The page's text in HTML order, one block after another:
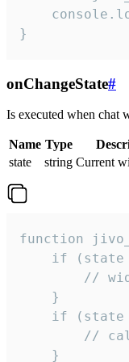
}
onChangeState#
Is executed when chat
Name Type
state
string Current
function
if (state
//
    }
if (state
//
    }